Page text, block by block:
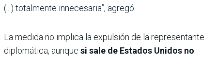
(...) totalmente innecesaria”, agregó.
La medida no implica la expulsión de la representante
diplomática, aunque si sale de Estados Unidos no